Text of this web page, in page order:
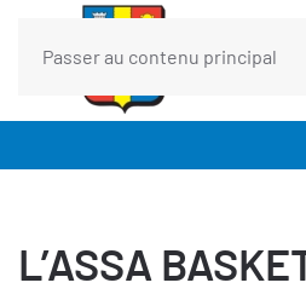
Passer au contenu principal
L’ASSA